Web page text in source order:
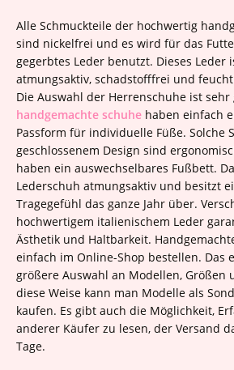
Alle Schmuckteile der hochwertig
sind nickelfrei und es wird für das
gegerbtes Leder benutzt. Dieses
atmungsaktiv, schadstofffrei und
Die Auswahl der Herrenschuhe ist sehr
handgemachte schuhe haben einfach
Passform für individuelle Füße. Solche
geschlossenem Design sind
haben ein auswechselbares Fußbett.
Lederschuh atmungsaktiv und besitzt
Tragegefühl das ganze Jahr über.
hochwertigem italienischem Leder
Ästhetik und Haltbarkeit.
einfach im Online-Shop bestellen. Das
größere Auswahl an Modellen, Größen
diese Weise kann man Modelle als
kaufen. Es gibt auch die Möglichkeit,
anderer Käufer zu lesen, der Versand
Tage.